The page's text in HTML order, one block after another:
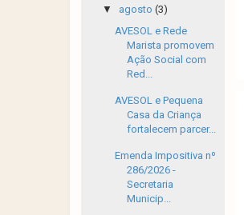
▼ agosto (3)
AVESOL e Rede
Marista promovem
Ação Social com
Red...
AVESOL e Pequena
Casa da Criança
fortalecem parcer...
Emenda Impositiva nº
286/2026 -
Secretaria
Municip...